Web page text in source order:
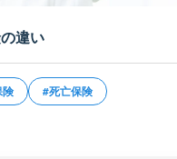
違い
険 #死亡保険